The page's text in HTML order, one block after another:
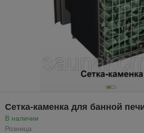
Сетка-каменка для банной
В наличии
Розница